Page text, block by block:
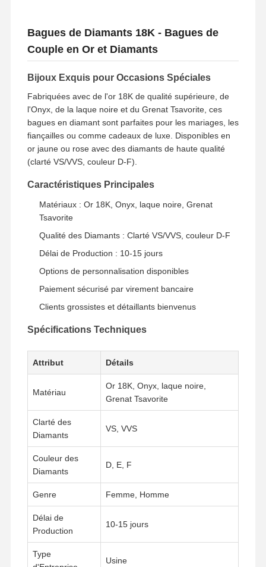
À La Maison
Nous
Bagues de Diamants 18K - Bagues de
Couple en Or et Diamants
Bijoux Exquis pour Occasions Spéciales
Fabriquées avec de l'or 18K de qualité supérieure, de
l'Onyx, de la laque noire et du Grenat Tsavorite, ces
bagues en diamant sont parfaites pour les mariages, les
fiançailles ou comme cadeaux de luxe. Disponibles en
or jaune ou rose avec des diamants de haute qualité
(clarté VS/VVS, couleur D-F).
Caractéristiques Principales
Matériaux : Or 18K, Onyx, laque noire, Grenat
Tsavorite
Qualité des Diamants : Clarté VS/VVS, couleur D-F
Délai de Production : 10-15 jours
Options de personnalisation disponibles
Paiement sécurisé par virement bancaire
Clients grossistes et détaillants bienvenus
Spécifications Techniques
Attribut Détails
Matériau
Or 18K, Onyx, laque noire,
Grenat Tsavorite
Clarté des
Diamants
VS, VVS
Couleur des
Diamants
D, E, F
Genre Femme, Homme
Délai de
Production
10-15 jours
Type
Usine